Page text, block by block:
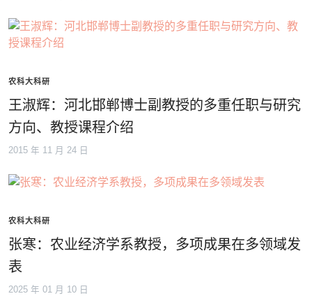
农科大科研
王淑辉：河北邯郸博士副教授的多重任职与研究
方向、教授课程介绍
2015 年 11 月 24 日
农科大科研
张寒：农业经济学系教授，多项成果在多领域发
表
2025 年 01 月 10 日